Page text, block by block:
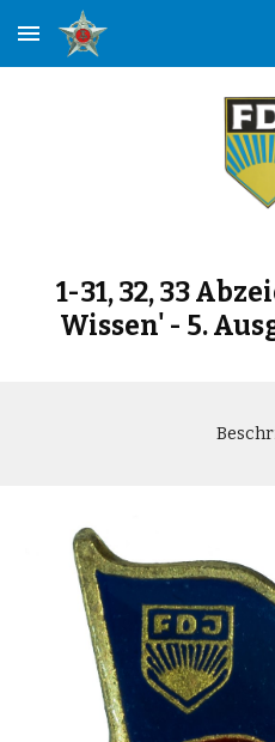
Skip to main content
1-31, 32, 33
Wissen' - 5.